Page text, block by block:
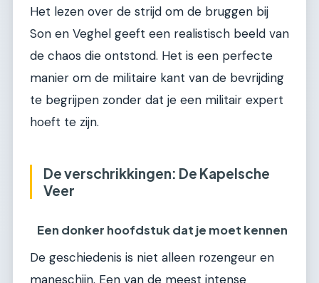
Het lezen over de strijd om de bruggen bij
Son en Veghel geeft een realistisch beeld van
de chaos die ontstond. Het is een perfecte
manier om de militaire kant van de bevrijding
te begrijpen zonder dat je een militair expert
hoeft te zijn.
De verschrikkingen: De Kapelsche
Veer
Een donker hoofdstuk dat je moet kennen
De geschiedenis is niet alleen rozengeur en
maneschijn. Een van de meest intense